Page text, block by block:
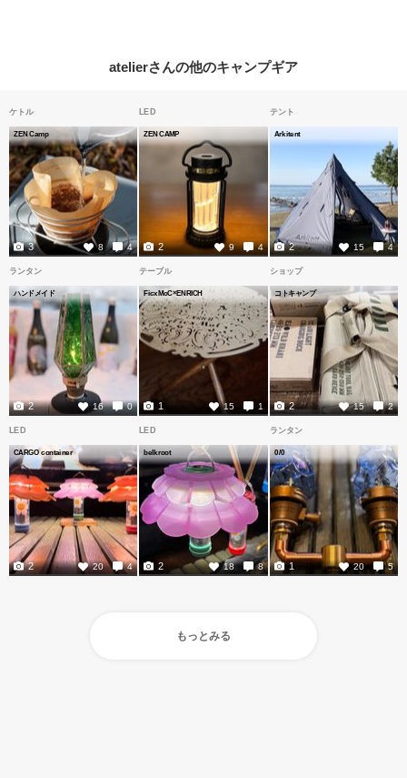
atelierさんの他のキャンプギア
ケトル
ZEN Camp
8 4
3
LED
ZEN CAMP
9 4
2
テント
Arkitent
15 4
2
ランタン
ハンドメイド
16 0
2
テーブル
FicxMoC×ENRICH
15 1
1
ショップ
コトキャンプ
15 2
2
LED
CARGO container
20 4
2
LED
belkroot
18 8
2
ランタン
0/0
20 5
1
もっとみる